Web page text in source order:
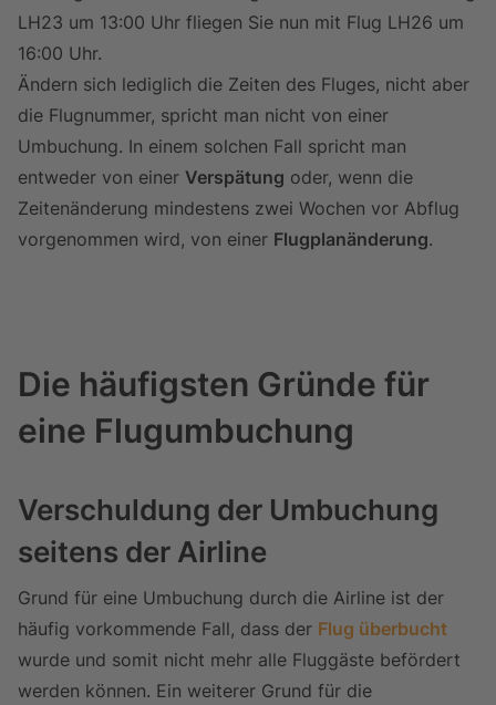
LH23 um 13:00 Uhr fliegen Sie nun mit Flug LH26 um
16:00 Uhr.
Ändern sich lediglich die Zeiten des Fluges, nicht aber
die Flugnummer, spricht man nicht von einer
Umbuchung. In einem solchen Fall spricht man
entweder von einer Verspätung oder, wenn die
Zeitenänderung mindestens zwei Wochen vor Abflug
vorgenommen wird, von einer Flugplanänderung.
Die häufigsten Gründe für
eine Flugumbuchung
Verschuldung der Umbuchung
seitens der Airline
Grund für eine Umbuchung durch die Airline ist der
häufig vorkommende Fall, dass der Flug überbucht
wurde und somit nicht mehr alle Fluggäste befördert
werden können. Ein weiterer Grund für die